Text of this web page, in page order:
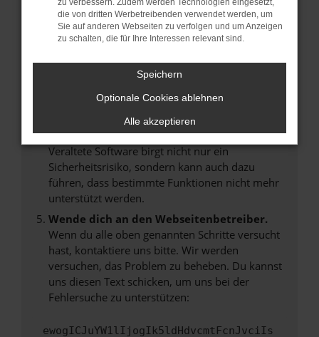
anderen Browser oder in einem privaten
Fenster?
Das kann manchmal helfen, vorübergehende
Probleme zu beheben.
Stelle sicher, dass dein Browser und dein
Betriebssystem auf dem neuesten Stand
sind.
Veraltete Software birgt nicht nur ein
Sicherheitsrisiko, sondern kann auch dazu
führen, dass bestimmte Funktionen nicht mehr
unterstützt werden.
Wende dich an den Webseitenbetreiber.
Wenn du alle oben genannten Schritte versucht
hast, kontaktiere uns bitte. Wir werden
versuchen, das Problem zu beheben. Du kannst
uns diesen Text schicken, um uns bei der
Fehlersuche zu unterstützen:
ewogICJuYW1lIjogIk5ldHdvcmtFcnJvciIs
zu verbessern. Zudem werden Technologien eingesetzt,
die von dritten Werbetreibenden verwendet werden, um
Sie auf anderen Webseiten zu verfolgen und um Anzeigen
zu schalten, die für Ihre Interessen relevant sind.
Speichern
Optionale Cookies ablehnen
Alle akzeptieren